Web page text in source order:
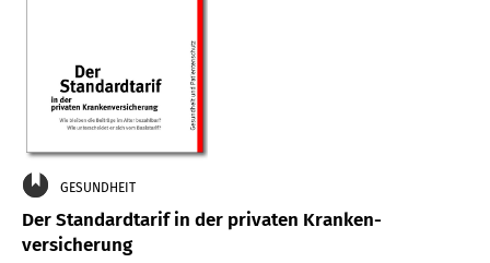
GESUNDHEIT
Der Standard­tarif in der privaten Kranken­
versicherung